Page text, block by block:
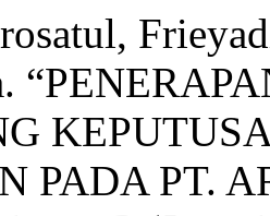
PADA PT.